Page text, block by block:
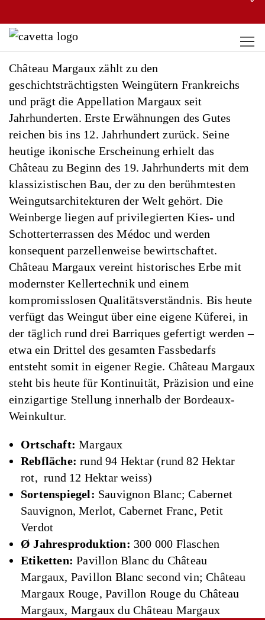
Château Margaux zählt zu den
geschichtsträchtigsten Weingütern Frankreichs
und prägt die Appellation Margaux seit
Jahrhunderten. Erste Erwähnungen des Gutes
reichen bis ins 12. Jahrhundert zurück. Seine
heutige ikonische Erscheinung erhielt das
Château zu Beginn des 19. Jahrhunderts mit dem
klassizistischen Bau, der zu den berühmtesten
Weingutsarchitekturen der Welt gehört. Die
Weinberge liegen auf privilegierten Kies- und
Schotterterrassen des Médoc und werden
konsequent parzellenweise bewirtschaftet.
Château Margaux vereint historisches Erbe mit
modernster Kellertechnik und einem
kompromisslosen Qualitätsverständnis. Bis heute
verfügt das Weingut über eine eigene Küferei, in
der täglich rund drei Barriques gefertigt werden –
etwa ein Drittel des gesamten Fassbedarfs
entsteht somit in eigener Regie. Château Margaux
steht bis heute für Kontinuität, Präzision und eine
einzigartige Stellung innerhalb der Bordeaux-
Weinkultur.
Ortschaft: Margaux
Rebfläche: rund 94 Hektar (rund 82 Hektar
rot, rund 12 Hektar weiss)
Sortenspiegel: Sauvignon Blanc; Cabernet
Sauvignon, Merlot, Cabernet Franc, Petit
Verdot
Ø Jahresproduktion: 300 000 Flaschen
Etiketten: Pavillon Blanc du Château
Margaux, Pavillon Blanc second vin; Château
Margaux Rouge, Pavillon Rouge du Château
Margaux, Margaux du Château Margaux